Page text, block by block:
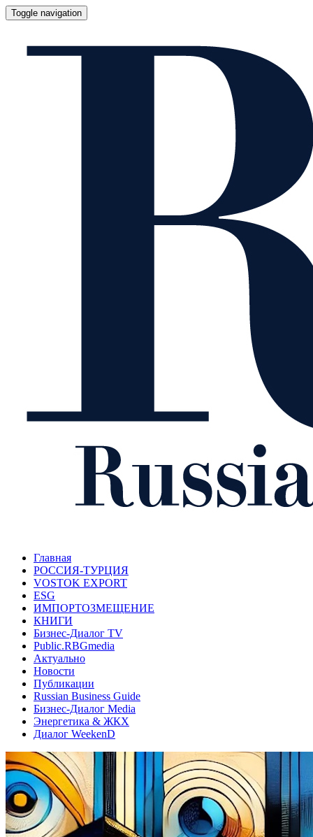
Toggle navigation
Главная
РОССИЯ-ТУРЦИЯ
VOSTOK EXPORT
ESG
ИМПОРТОЗМЕЩЕНИЕ
КНИГИ
Бизнес-Диалог TV
Public.RBGmedia
Актуально
Новости
Публикации
Russian Business Guide
Бизнес-Диалог Media
Энергетика & ЖКХ
Диалог WeekenD